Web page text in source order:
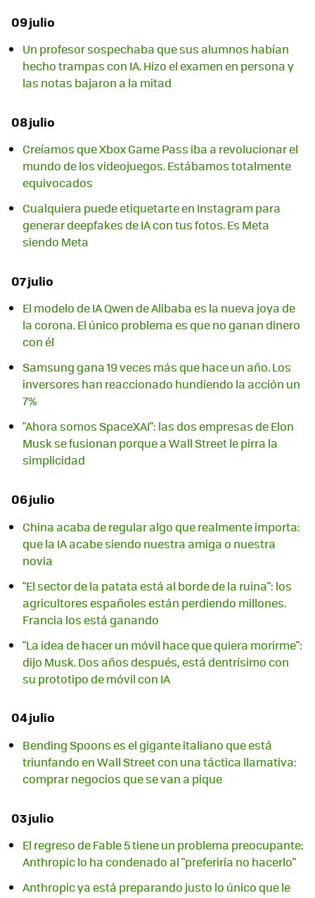
09 julio
Un profesor sospechaba que sus alumnos habían
hecho trampas con IA. Hizo el examen en persona y
las notas bajaron a la mitad
08 julio
Creíamos que Xbox Game Pass iba a revolucionar el
mundo de los videojuegos. Estábamos totalmente
equivocados
Cualquiera puede etiquetarte en Instagram para
generar deepfakes de IA con tus fotos. Es Meta
siendo Meta
07 julio
El modelo de IA Qwen de Alibaba es la nueva joya de
la corona. El único problema es que no ganan dinero
con él
Samsung gana 19 veces más que hace un año. Los
inversores han reaccionado hundiendo la acción un
7%
"Ahora somos SpaceXAI": las dos empresas de Elon
Musk se fusionan porque a Wall Street le pirra la
simplicidad
06 julio
China acaba de regular algo que realmente importa:
que la IA acabe siendo nuestra amiga o nuestra
novia
"El sector de la patata está al borde de la ruina": los
agricultores españoles están perdiendo millones.
Francia los está ganando
"La idea de hacer un móvil hace que quiera morirme":
dijo Musk. Dos años después, está dentrísimo con
su prototipo de móvil con IA
04 julio
Bending Spoons es el gigante italiano que está
triunfando en Wall Street con una táctica llamativa:
comprar negocios que se van a pique
03 julio
El regreso de Fable 5 tiene un problema preocupante:
Anthropic lo ha condenado al "preferiría no hacerlo"
Anthropic ya está preparando justo lo único que le